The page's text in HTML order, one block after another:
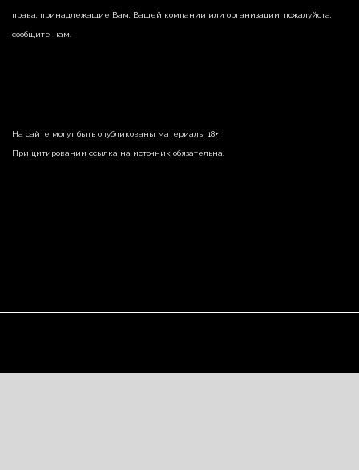
права, принадлежащие Вам, Вашей компании или организации, пожалуйста,
сообщите нам.
На сайте могут быть опубликованы материалы 18+!
При цитировании ссылка на источник обязательна.